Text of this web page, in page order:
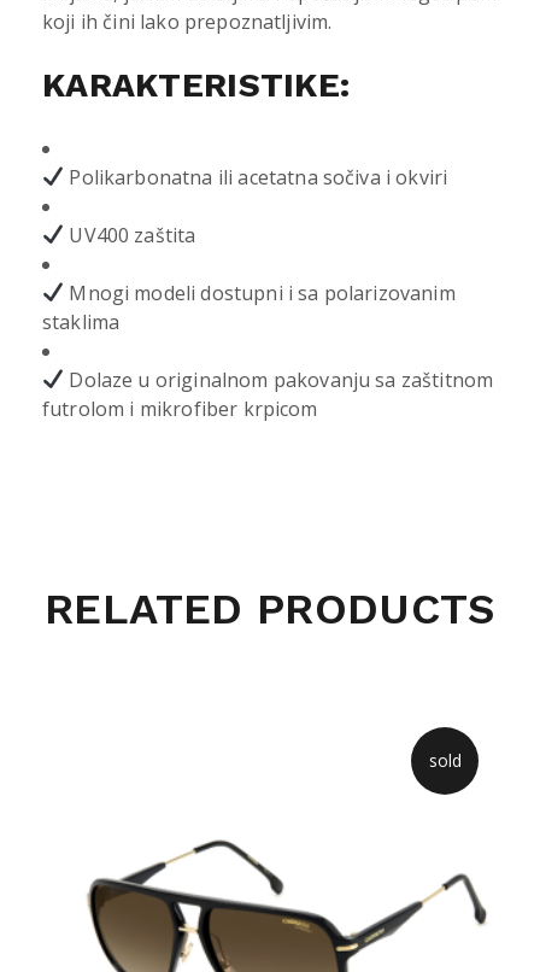
koji ih čini lako prepoznatljivim.
KARAKTERISTIKE:
Polikarbonatna ili acetatna sočiva i okviri
UV400 zaštita
Mnogi modeli dostupni i sa polarizovanim
staklima
Dolaze u originalnom pakovanju sa zaštitnom
futrolom i mikrofiber krpicom
RELATED PRODUCTS
sold